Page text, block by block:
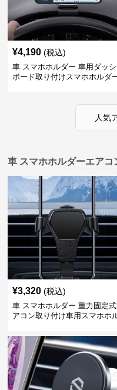
¥4,190 (税込)
車 スマホホルダー 車用ダッシ
ボード取り付けスマホホルダ
人気
車 スマホホルダーエア
¥3,320 (税込)
車 スマホホルダー 重力固定
アコン取り付け車用スマホホ